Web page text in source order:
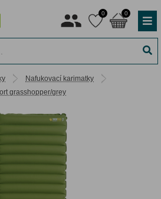
0 0
Nafukovací karimatky
grasshopper/grey